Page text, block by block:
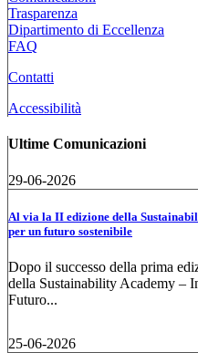
Trasparenza
Dipartimento di Eccellenza
FAQ
Contatti
Accessibilità
Ultime Comunicazioni
29-06-2026
Al via la II edizione della
per un futuro sostenibile
Dopo il successo della prima
della Sustainability Academy –
Futuro...
25-06-2026